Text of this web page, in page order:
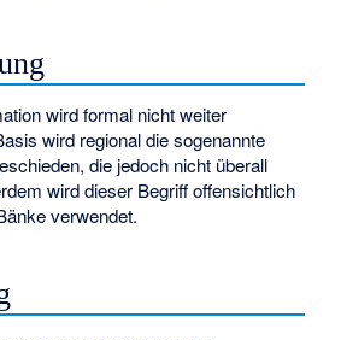
wird formal nicht weiter
wird regional die sogenannte
die jedoch nicht überall
wird dieser Begriff offensichtlich
verwendet.